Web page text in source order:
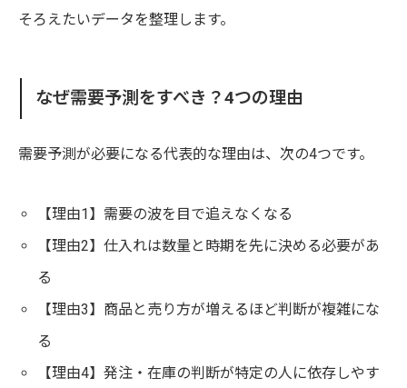
そろえたいデータを整理します。
なぜ需要予測をすべき？4つの理由
需要予測が必要になる代表的な理由は、次の4つです。
【理由1】需要の波を目で追えなくなる
【理由2】仕入れは数量と時期を先に決める必要があ
る
【理由3】商品と売り方が増えるほど判断が複雑にな
る
【理由4】発注・在庫の判断が特定の人に依存しやす